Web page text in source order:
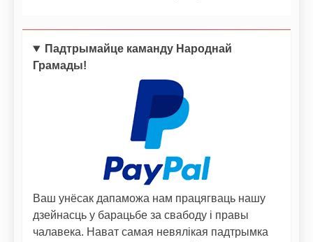
Падтрымайце каманду Народнай
Грамады!
Ваш унёсак дапаможа нам працягваць нашу
дзейнасць у барацьбе за свабоду і правы
чалавека. Нават самая невялікая падтрымка